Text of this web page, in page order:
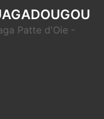
Patte d'Oie -